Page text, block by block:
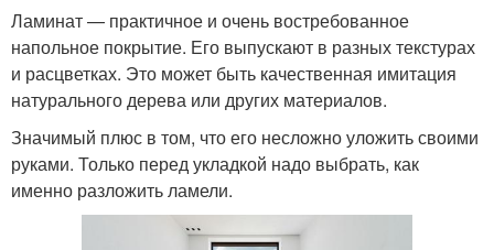
Ламинат — практичное и очень востребованное
напольное покрытие. Его выпускают в разных текстурах
и расцветках. Это может быть качественная имитация
натурального дерева или других материалов.
Значимый плюс в том, что его несложно уложить своими
руками. Только перед укладкой надо выбрать, как
именно разложить ламели.